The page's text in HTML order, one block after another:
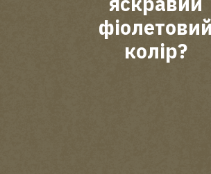
фіолетовий
колір?